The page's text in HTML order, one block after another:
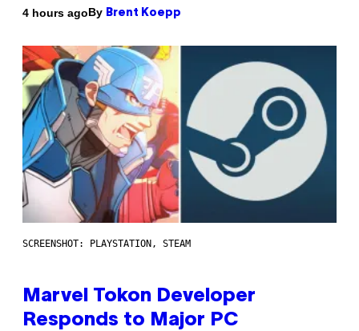
4 hours agoBy Brent Koepp
SCREENSHOT: PLAYSTATION, STEAM
Marvel Tokon Developer
Responds to Major PC